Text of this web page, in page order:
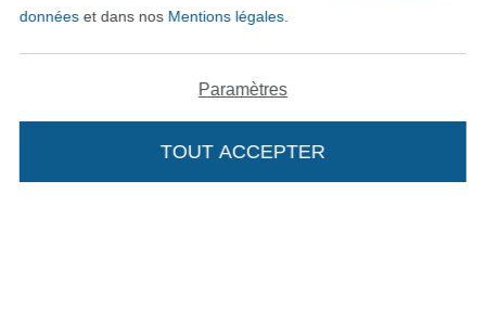
Ajouter à mon panier
Deutsch
Nederlands
Passer à la boutique
donnéeset dans nos Mentions légales.
Paramètres
TOUT ACCEPTER